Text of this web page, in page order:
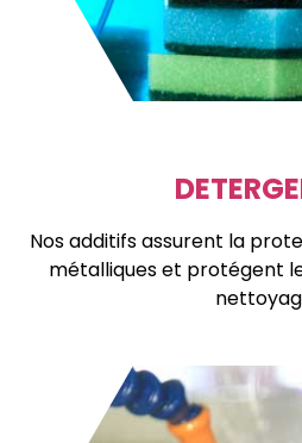
Nos additifs assurent la
métalliques et protégent